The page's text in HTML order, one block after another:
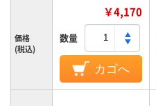
価格
(税込)
￥4,170
数量
カゴへ